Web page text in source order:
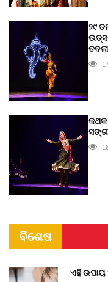
୨୯
କଥକ
ବିଶେଷ
ଏହି ଉପାୟ